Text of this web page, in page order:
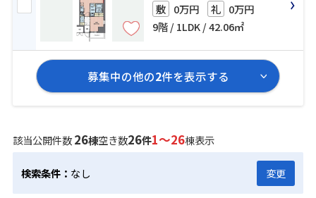
敷 0万円 礼 0万円
9階 / 1LDK / 42.06㎡
募集中の他の2件を表示する
該当公開件数26棟空き数26件1～26棟表示
検索条件： なし 変更